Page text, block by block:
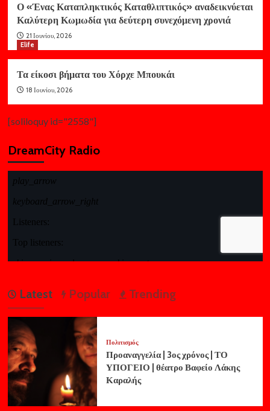
Ο «Ένας Καταπληκτικός Καταθλιπτικός» αναδεικνύεται
Καλύτερη Κωμωδία για δεύτερη συνεχόμενη χρονιά
21 Ιουνίου, 2026
Elife
Τα είκοσι βήματα του Χόρχε Μπουκάι
18 Ιουνίου, 2026
[soliloquy id="2558"]
DreamCity Radio
Latest Popular Trending
Πολιτισμός
Προαναγγελία | 3ος χρόνος | ΤΟ
ΥΠΟΓΕΙΟ | θέατρο Βαφείο Λάκης
Καραλής